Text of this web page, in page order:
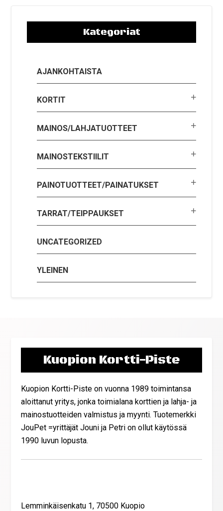
Kategoriat
AJANKOHTAISTA
KORTIT
MAINOS/LAHJATUOTTEET
MAINOSTEKSTIILIT
PAINOTUOTTEET/PAINATUKSET
TARRAT/TEIPPAUKSET
UNCATEGORIZED
YLEINEN
Kuopion Kortti-Piste
Kuopion Kortti-Piste on vuonna 1989 toimintansa
aloittanut yritys, jonka toimialana korttien ja lahja- ja
mainostuotteiden valmistus ja myynti. Tuotemerkki
JouPet =yrittäjät Jouni ja Petri on ollut käytössä
1990 luvun lopusta.
Lemminkäisenkatu 1, 70500 Kuopio